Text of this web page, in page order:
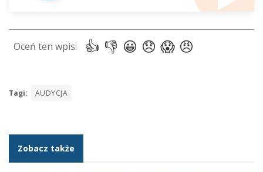
Tagi: AUDYCJA
Zobacz także